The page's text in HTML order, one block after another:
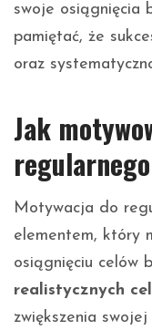
swoje osiągnięcia
pamiętać, że
oraz
Jak
Motywacja do
elementem, który
osiągnięciu celów
realistycznych
zwiększenia